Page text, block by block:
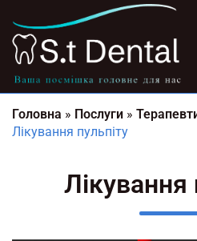
Головна » Послуги »
Лікування пульпіту
Лікування